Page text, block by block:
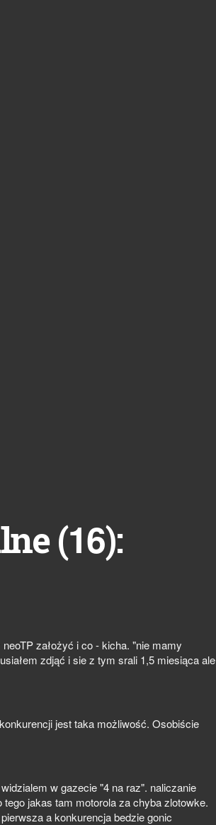
(16):
założyć i co - kicha. "nie mamy
zdjąć i sie z tym srali 1,5 miesiąca ale
jest taka możliwość. Osobiście
w gazecie "4 na raz". naliczanie
jakas tam motorola za chyba zlotowke.
a konkurencja bedzie gonic